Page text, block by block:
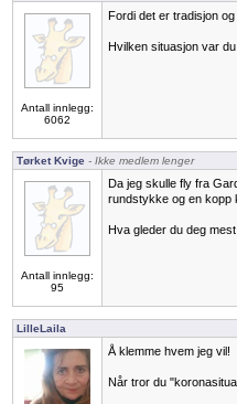
Antall innlegg:
6062
Fordi det er tradisjon
Hvilken situasjon var
Tørket Kvige - Ikke medlem lenger
Antall innlegg:
95
Da jeg skulle fly fra
rundstykke og en kopp
Hva gleder du deg
LilleLaila
Å klemme hvem jeg vil!
Når tror du